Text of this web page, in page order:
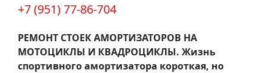
+7 (951) 77-86-704
РЕМОНТ СТОЕК АМОРТИЗАТОРОВ НА
МОТОЦИКЛЫ И КВАДРОЦИКЛЫ. Жизнь
спортивного амортизатора короткая, но